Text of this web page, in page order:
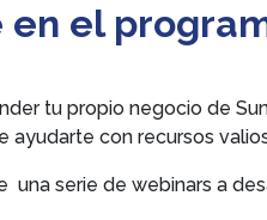
en el
tu propio negocio de
ayudarte con recursos
una serie de webinars a